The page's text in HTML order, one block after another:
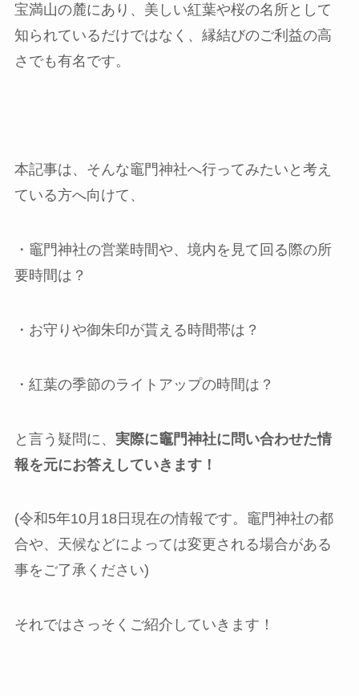
宝満山の麓にあり、美しい紅葉や桜の名所として
知られているだけではなく、縁結びのご利益の高
さでも有名です。
本記事は、そんな竈門神社へ行ってみたいと考え
ている方へ向けて、
・竈門神社の営業時間や、境内を見て回る際の所
要時間は？
・お守りや御朱印が貰える時間帯は？
・紅葉の季節のライトアップの時間は？
と言う疑問に、 実際に竈門神社に問い合わせた情
報を元にお答えしていきます！
(令和5年10月18日現在の情報です。竈門神社の都
合や、天候などによっては変更される場合がある
事をご了承ください)
それではさっそくご紹介していきます！